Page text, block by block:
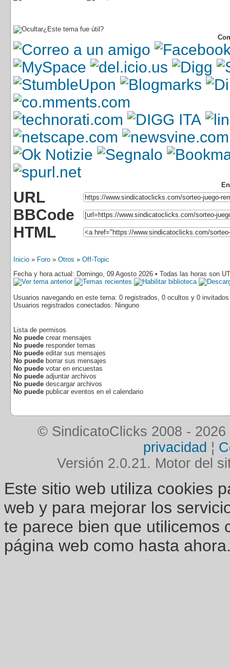
¿Este tema fue útil?
URL
BBCode
HTML
Inicio » Foro » Otros » Off-Topic
Fecha y hora actual: Domingo, 09 Agosto 2026 • Todas las horas son
Usuarios navegando en este tema: 0 registrados, 0 ocultos y 0 invitados
Usuarios registrados conectados: Ninguno
Lista de permisos
No puede crear mensajes
No puede responder temas
No puede editar sus mensajes
No puede borrar sus mensajes
No puede votar en encuestas
No puede adjuntar archivos
No puede descargar archivos
No puede publicar eventos en el calendario
© SindicatoClicks 2008 - 2026
privacidad ¦
Versión 2.0.21. Motor del
Este sitio web utiliza cookies
web y para mejorar los
te parece bien que utilicemos
página web como hasta